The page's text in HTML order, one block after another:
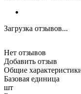
Загрузка отзывов...
Нет отзывов
Добавить отзыв
Общие
Базовая единица
шт